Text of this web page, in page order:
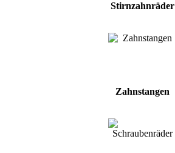
Stirnzahnräder
Zahnstangen